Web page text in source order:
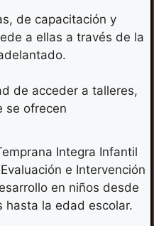
de capacitación y
a ellas a través de la
de acceder a talleres,
se ofrecen
Integra Infantil
e Intervención
en niños desde
hasta la edad escolar.